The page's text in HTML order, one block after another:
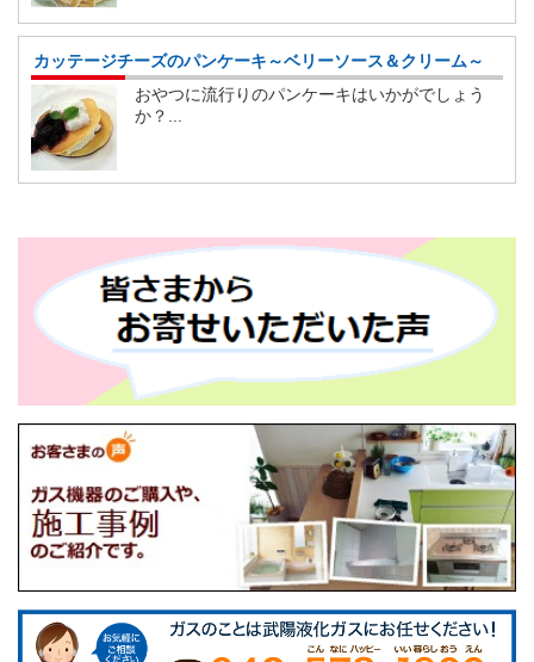
カッテージチーズのパンケーキ～ベリーソース＆クリーム～
おやつに流行りのパンケーキはいかがでしょう
か？...